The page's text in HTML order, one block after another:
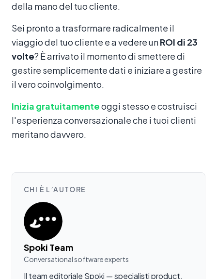
della mano del tuo cliente.
Sei pronto a trasformare radicalmente il
viaggio del tuo cliente e a vedere unROI di 23
volte? È arrivato il momento di smettere di
gestire semplicemente dati e iniziare a gestire
il vero coinvolgimento.
Inizia gratuitamenteoggi stesso e costruisci
l'esperienza conversazionale che i tuoi clienti
meritano davvero.
CHI È L’AUTORE
Spoki Team
Conversational software experts
Il team editoriale Spoki — specialisti product,